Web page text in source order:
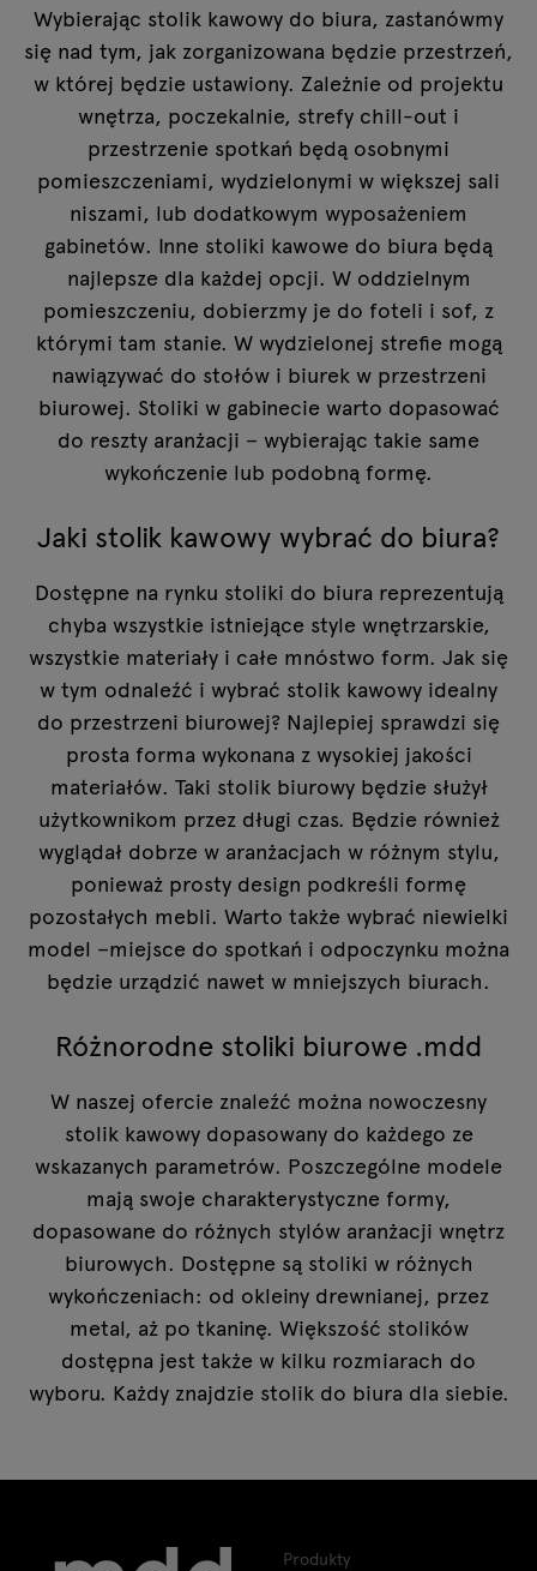
Wybierając stolik kawowy do biura, zastanówmy
się nad tym, jak zorganizowana będzie przestrzeń,
w której będzie ustawiony. Zależnie od projektu
wnętrza, poczekalnie, strefy chill-out i
przestrzenie spotkań będą osobnymi
pomieszczeniami, wydzielonymi w większej sali
niszami, lub dodatkowym wyposażeniem
gabinetów. Inne stoliki kawowe do biura będą
najlepsze dla każdej opcji. W oddzielnym
pomieszczeniu, dobierzmy je do foteli i sof, z
którymi tam stanie. W wydzielonej strefie mogą
nawiązywać do stołów i biurek w przestrzeni
biurowej. Stoliki w gabinecie warto dopasować
do reszty aranżacji – wybierając takie same
wykończenie lub podobną formę.
Jaki stolik kawowy wybrać do biura?
Dostępne na rynku stoliki do biura reprezentują
chyba wszystkie istniejące style wnętrzarskie,
wszystkie materiały i całe mnóstwo form. Jak się
w tym odnaleźć i wybrać stolik kawowy idealny
do przestrzeni biurowej? Najlepiej sprawdzi się
prosta forma wykonana z wysokiej jakości
materiałów. Taki stolik biurowy będzie służył
użytkownikom przez długi czas. Będzie również
wyglądał dobrze w aranżacjach w różnym stylu,
ponieważ prosty design podkreśli formę
pozostałych mebli. Warto także wybrać niewielki
model –miejsce do spotkań i odpoczynku można
będzie urządzić nawet w mniejszych biurach.
Różnorodne stoliki biurowe .mdd
W naszej ofercie znaleźć można nowoczesny
stolik kawowy dopasowany do każdego ze
wskazanych parametrów. Poszczególne modele
mają swoje charakterystyczne formy,
dopasowane do różnych stylów aranżacji wnętrz
biurowych. Dostępne są stoliki w różnych
wykończeniach: od okleiny drewnianej, przez
metal, aż po tkaninę. Większość stolików
dostępna jest także w kilku rozmiarach do
wyboru. Każdy znajdzie stolik do biura dla siebie.
Produkty